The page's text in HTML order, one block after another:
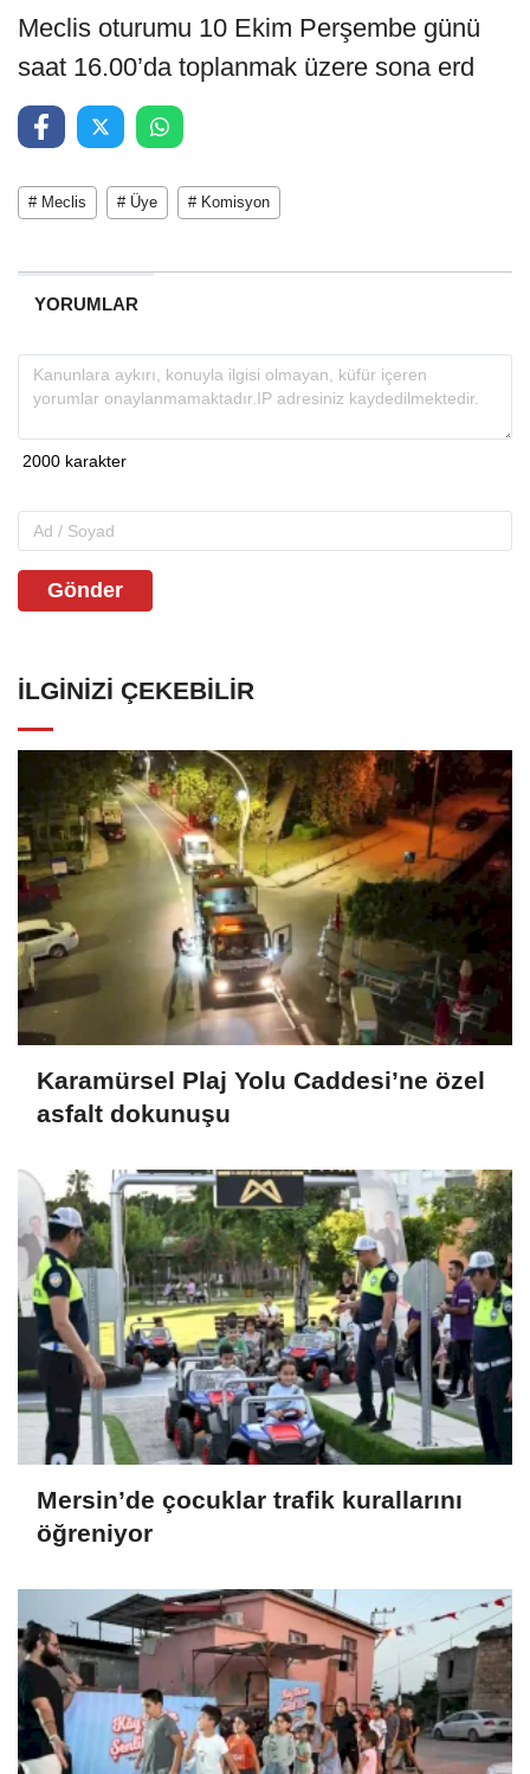
Meclis oturumu 10 Ekim Perşembe günü
saat 16.00’da toplanmak üzere sona erd
# Meclis # Üye # Komisyon
YORUMLAR
Gönder
İLGINIZI ÇEKEBILIR
Karamürsel Plaj Yolu Caddesi’ne özel
asfalt dokunuşu
Mersin’de çocuklar trafik kurallarını
öğreniyor